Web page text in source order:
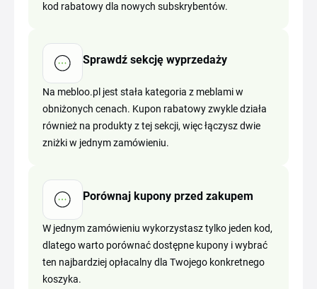
kod rabatowy dla nowych subskrybentów.
Sprawdź sekcję wyprzedaży
Na mebloo.pl jest stała kategoria z meblami w
obniżonych cenach. Kupon rabatowy zwykle działa
również na produkty z tej sekcji, więc łączysz dwie
zniżki w jednym zamówieniu.
Porównaj kupony przed zakupem
W jednym zamówieniu wykorzystasz tylko jeden kod,
dlatego warto porównać dostępne kupony i wybrać
ten najbardziej opłacalny dla Twojego konkretnego
koszyka.